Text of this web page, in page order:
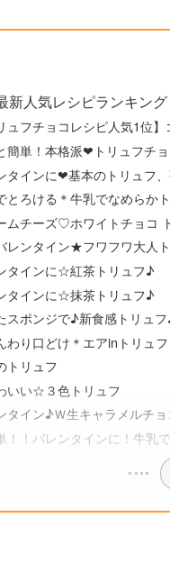
新人気レシピランキン
ュフチョコレシピ人気1位
簡単！本格派❤トリュフチ
タインに❤基本のトリュフ
とろける＊牛乳でなめらか
ムチーズ♡ホワイトチョコ
レンタイン★フワフワ大人
タインに☆紅茶トリュフ♪
タインに☆抹茶トリュフ♪
スポンジで♪新食感トリュ
わり口どけ＊エアinトリュフ
トリュフ
いい☆３色トリュフ
タイン♪Ｗ生キャラメルチ
！！バレンタインに！牛乳